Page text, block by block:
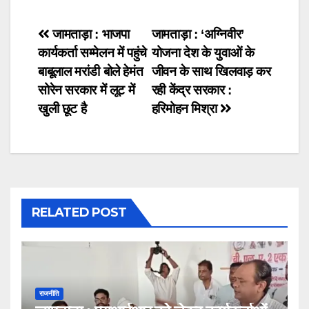
Post
navigation
जामताड़ा : ‘अग्निवीर’
योजना देश के युवाओं के
जीवन के साथ खिलवाड़ कर
रही केंद्र सरकार :
हरिमोहन मिश्रा
जामताड़ा : भाजपा
कार्यकर्ता सम्मेलन में पहुंचे
बाबूलाल मरांडी बोले हेमंत
सोरेन सरकार में लूट में
खुली छूट है
RELATED POST
राजनीति